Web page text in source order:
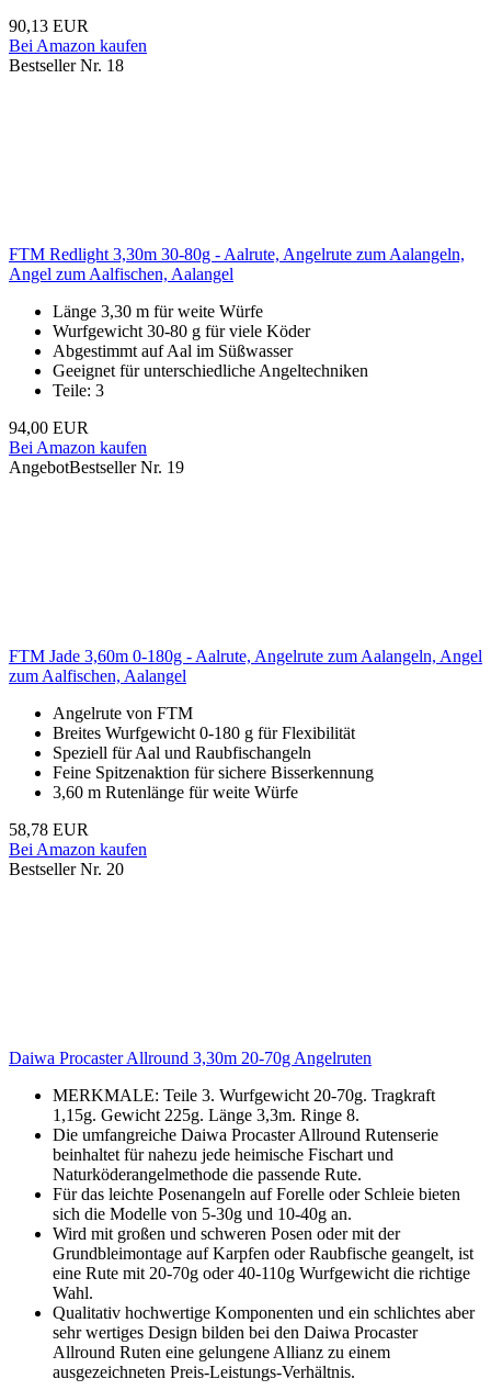
90,13 EUR
Bei Amazon kaufen
Bestseller Nr. 18
FTM Redlight 3,30m 30-80g - Aalrute, Angelrute zum Aalangeln,
Angel zum Aalfischen, Aalangel
Länge 3,30 m für weite Würfe
Wurfgewicht 30-80 g für viele Köder
Abgestimmt auf Aal im Süßwasser
Geeignet für unterschiedliche Angeltechniken
Teile: 3
94,00 EUR
Bei Amazon kaufen
AngebotBestseller Nr. 19
FTM Jade 3,60m 0-180g - Aalrute, Angelrute zum Aalangeln, Angel
zum Aalfischen, Aalangel
Angelrute von FTM
Breites Wurfgewicht 0-180 g für Flexibilität
Speziell für Aal und Raubfischangeln
Feine Spitzenaktion für sichere Bisserkennung
3,60 m Rutenlänge für weite Würfe
58,78 EUR
Bei Amazon kaufen
Bestseller Nr. 20
Daiwa Procaster Allround 3,30m 20-70g Angelruten
MERKMALE: Teile 3. Wurfgewicht 20-70g. Tragkraft
1,15g. Gewicht 225g. Länge 3,3m. Ringe 8.
Die umfangreiche Daiwa Procaster Allround Rutenserie
beinhaltet für nahezu jede heimische Fischart und
Naturköderangelmethode die passende Rute.
Für das leichte Posenangeln auf Forelle oder Schleie bieten
sich die Modelle von 5-30g und 10-40g an.
Wird mit großen und schweren Posen oder mit der
Grundbleimontage auf Karpfen oder Raubfische geangelt, ist
eine Rute mit 20-70g oder 40-110g Wurfgewicht die richtige
Wahl.
Qualitativ hochwertige Komponenten und ein schlichtes aber
sehr wertiges Design bilden bei den Daiwa Procaster
Allround Ruten eine gelungene Allianz zu einem
ausgezeichneten Preis-Leistungs-Verhältnis.